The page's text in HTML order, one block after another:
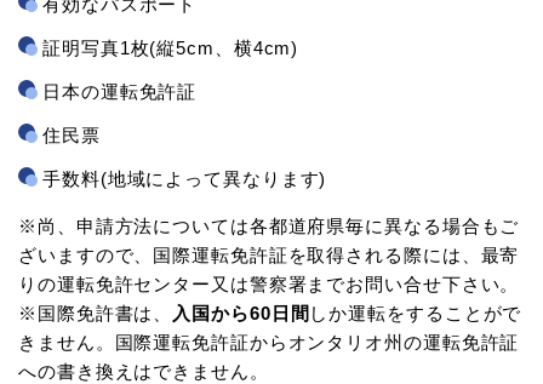
有効なパスポート
証明写真1枚(縦5cm、横4cm)
日本の運転免許証
住民票
手数料(地域によって異なります)
※尚、申請方法については各都道府県毎に異なる場合もご
ざいますので、国際運転免許証を取得される際には、最寄
りの運転免許センター又は警察署までお問い合せ下さい。
※国際免許書は、
入国から60日間 しか運転をすることがで
きません。国際運転免許証からオンタリオ州の運転免許証
への書き換えはできません。